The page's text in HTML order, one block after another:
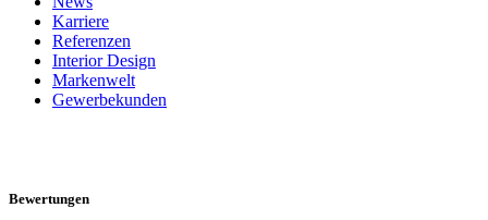
Karriere
Referenzen
Interior Design
Markenwelt
Gewerbekunden
Bewertungen